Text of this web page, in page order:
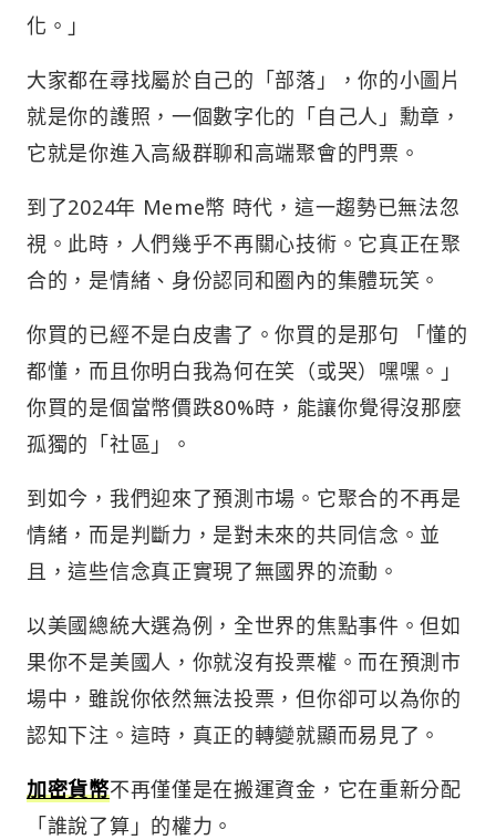
化。」
大家都在尋找屬於自己的「部落」，你的小圖片
就是你的護照，一個數字化的「自己人」勳章，
它就是你進入高級群聊和高端聚會的門票。
到了2024年 Meme幣 時代，這一趨勢已無法忽
視。此時，人們幾乎不再關心技術。它真正在聚
合的，是情緒、身份認同和圈內的集體玩笑。
你買的已經不是白皮書了。你買的是那句 「懂的
都懂，而且你明白我為何在笑（或哭）嘿嘿。」
你買的是個當幣價跌80%時，能讓你覺得沒那麼
孤獨的「社區」。
到如今，我們迎來了預測市場。它聚合的不再是
情緒，而是判斷力，是對未來的共同信念。並
且，這些信念真正實現了無國界的流動。
以美國總統大選為例，全世界的焦點事件。但如
果你不是美國人，你就沒有投票權。而在預測市
場中，雖說你依然無法投票，但你卻可以為你的
認知下注。這時，真正的轉變就顯而易見了。
加密貨幣不再僅僅是在搬運資金，它在重新分配
「誰說了算」的權力。